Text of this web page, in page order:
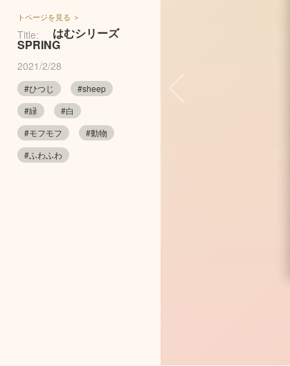
トページを見る ＞
Title: はむシリーズ
SPRING
2021/2/28
#ひつじ
#sheep
#緑
#白
#モフモフ
#動物
#ふわふわ